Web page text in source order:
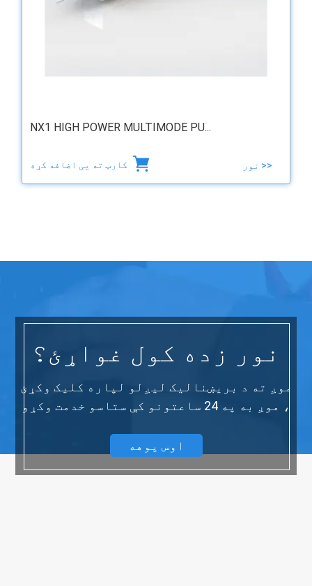
NX1 HIGH POWER MULTIMODE PU...
نور >>
نور زده کول غواړئ؟
موږ ته د بریښنالیک لیږلو لپاره کلیک وکړئ
، موږ به په 24 ساعتونو کې ستاسو خدمت وکړو
اوس پوهه